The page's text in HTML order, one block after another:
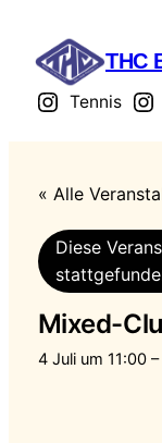
THC
Tennis
« Alle
Diese
Mixed-
4 Juli um 11:00–